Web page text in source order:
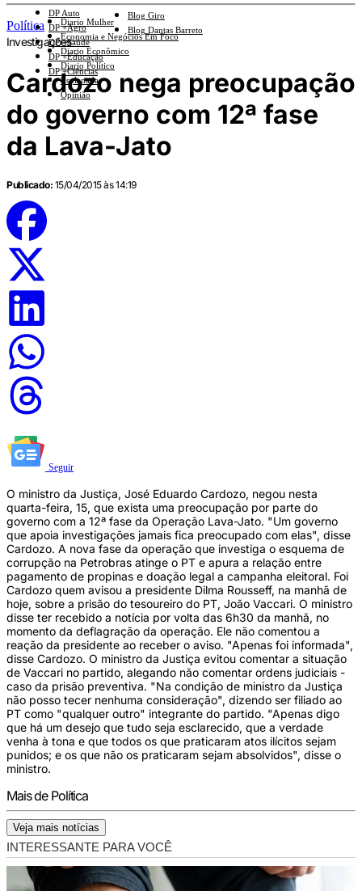
DP Auto
DP +Agro
DP +Saúde
DP +Educação
DP +Ciências
Diario Mulher
Economia e Negócios Em Foco
Diario Econômico
Diario Político
Esplanada
Opinião
Blog Giro
Blog Dantas Barreto
Política
Investigações
Cardozo nega preocupação
do governo com 12ª fase
da Lava-Jato
Publicado: 15/04/2015 às 14:19
Seguir
O ministro da Justiça, José Eduardo Cardozo, negou nesta
quarta-feira, 15, que exista uma preocupação por parte do
governo com a 12ª fase da Operação Lava-Jato. "Um governo
que apoia investigações jamais fica preocupado com elas", disse
Cardozo. A nova fase da operação que investiga o esquema de
corrupção na Petrobras atinge o PT e apura a relação entre
pagamento de propinas e doação legal a campanha eleitoral. Foi
Cardozo quem avisou a presidente Dilma Rousseff, na manhã de
hoje, sobre a prisão do tesoureiro do PT, João Vaccari. O ministro
disse ter recebido a notícia por volta das 6h30 da manhã, no
momento da deflagração da operação. Ele não comentou a
reação da presidente ao receber o aviso. "Apenas foi informada",
disse Cardozo. O ministro da Justiça evitou comentar a situação
de Vaccari no partido, alegando não comentar ordens judiciais -
caso da prisão preventiva. "Na condição de ministro da Justiça
não posso tecer nenhuma consideração", dizendo ser filiado ao
PT como "qualquer outro" integrante do partido. "Apenas digo
que há um desejo que tudo seja esclarecido, que a verdade
venha à tona e que todos os que praticaram atos ilícitos sejam
punidos; e os que não os praticaram sejam absolvidos", disse o
ministro.
Mais de Política
Veja mais notícias